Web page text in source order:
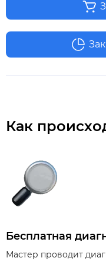
Как
Бесплатная
Мастер проводит